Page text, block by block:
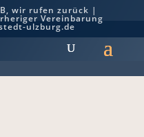
wir rufen zurück |
Vereinbarung
ulzburg.de